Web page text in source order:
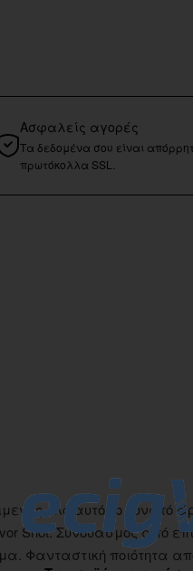
Ασφαλείς αγορές
Τα δεδομένα σου είναι
πρωτόκολλα SSL.
όλο αυτό το δυνατό
Shot. Συνδυασμός
Φανταστική ποιότητα